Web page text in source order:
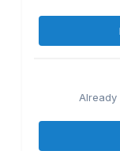
Already